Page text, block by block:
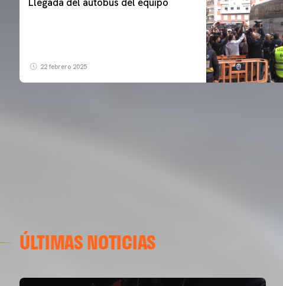
22 febrero 2025
ÚLTIMAS NOTICIAS